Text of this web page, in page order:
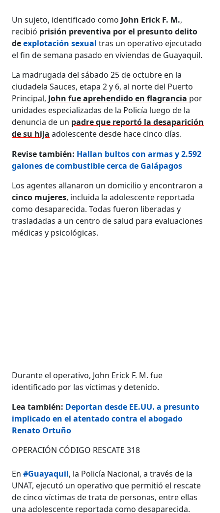
Un sujeto, identificado como John Erick F. M.,
recibió prisión preventiva por el presunto delito
deexplotación sexual tras un operativo ejecutado
el fin de semana pasado en viviendas de Guayaquil.
La madrugada del sábado 25 de octubre en la
ciudadela Sauces, etapa 2 y 6, al norte del Puerto
Principal, John fue aprehendido en flagrancia por
unidades especializadas de la Policía luego de la
denuncia de un padre que reportó la desaparición
de su hija adolescente desde hace cinco días.
Revise también: Hallan bultos con armas y 2.592
galones de combustible cerca de Galápagos
Los agentes allanaron un domicilio y encontraron a
cinco mujeres, incluida la adolescente reportada
como desaparecida. Todas fueron liberadas y
trasladadas a un centro de salud para evaluaciones
médicas y psicológicas.
Durante el operativo, John Erick F. M. fue
identificado por las víctimas y detenido.
Lea también: Deportan desde EE.UU. a presunto
implicado en el atentado contra el abogado
Renato Ortuño
OPERACIÓN CÓDIGO RESCATE 318
En#Guayaquil, la Policía Nacional, a través de la
UNAT, ejecutó un operativo que permitió el rescate
de cinco víctimas de trata de personas, entre ellas
una adolescente reportada como desaparecida.